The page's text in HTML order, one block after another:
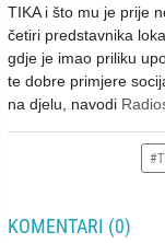
TIKA i što mu je prije
četiri predstavnika
gdje je imao priliku
te dobre primjere
na djelu, navodi
KOMENTARI (0)